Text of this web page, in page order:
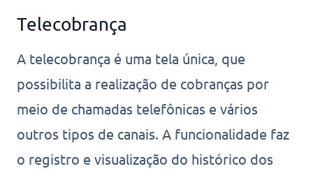
Telecobrança
A telecobrança é uma tela única, que
possibilita a realização de cobranças por
meio de chamadas telefônicas e vários
outros tipos de canais. A funcionalidade faz
o registro e visualização do histórico dos